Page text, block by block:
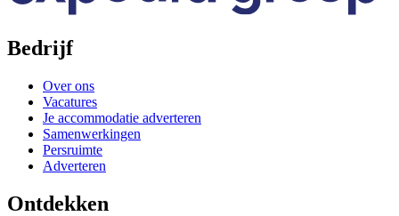
Bedrijf
Over ons
Vacatures
Je accommodatie adverteren
Samenwerkingen
Persruimte
Adverteren
Ontdekken